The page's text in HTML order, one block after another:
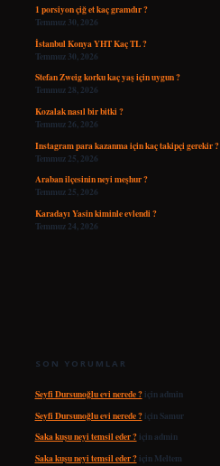
1 porsiyon çiğ et kaç gramdır ?
Temmuz 30, 2026
İstanbul Konya YHT Kaç TL ?
Temmuz 30, 2026
Stefan Zweig korku kaç yaş için uygun ?
Temmuz 28, 2026
Kozalak nasıl bir bitki ?
Temmuz 26, 2026
Instagram para kazanma için kaç takipçi gerekir ?
Temmuz 25, 2026
Araban ilçesinin neyi meşhur ?
Temmuz 25, 2026
Karadayı Yasin kiminle evlendi ?
Temmuz 24, 2026
SON YORUMLAR
Seyfi Dursunoğlu evi nerede ?içinadmin
Seyfi Dursunoğlu evi nerede ?içinSamur
Saka kuşu neyi temsil eder ?içinadmin
Saka kuşu neyi temsil eder ?için Meltem